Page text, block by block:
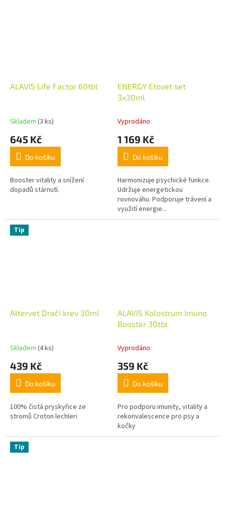
ALAVIS Life Factor 60tbl
Skladem (3 ks)
645 Kč
Do košíku
Booster vitality a snížení
dopadů stárnutí.
ENERGY Etovet set
3x30ml
Vyprodáno
1 169 Kč
Do košíku
Harmonizuje psychické funkce.
Udržuje energetickou
rovnováhu. Podporuje trávení a
využití energie...
Tip
Altervet Dračí krev 30ml
Skladem (4 ks)
439 Kč
Do košíku
100% čistá pryskyřice ze
stromů Croton lechleri
ALAVIS Kolostrum Imuno
Booster 30tbl
Vyprodáno
359 Kč
Do košíku
Pro podporu imunity, vitality a
rekonvalescence pro psy a
kočky
Tip